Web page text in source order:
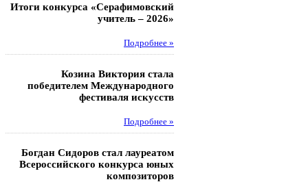
Итоги конкурса «Серафимовский
учитель – 2026»
Подробнее »
Козина Виктория стала
победителем Международного
фестиваля искусств
Подробнее »
Богдан Сидоров стал лауреатом
Всероссийского конкурса юных
композиторов